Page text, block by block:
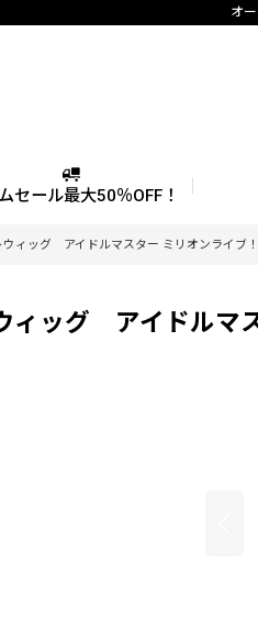
オ
セール最大50％OFF！
ィッグ アイドルマスター ミリオンライ
ッグ アイドルマ